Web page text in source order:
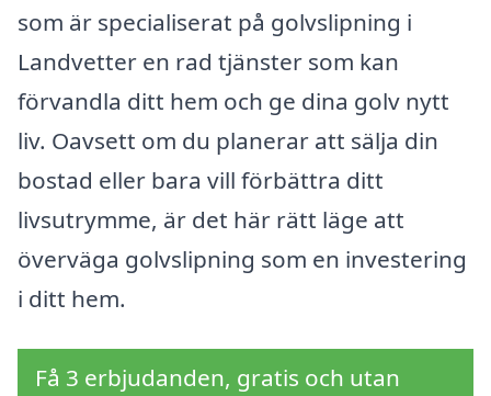
som är specialiserat på golvslipning i
Landvetter en rad tjänster som kan
förvandla ditt hem och ge dina golv nytt
liv. Oavsett om du planerar att sälja din
bostad eller bara vill förbättra ditt
livsutrymme, är det här rätt läge att
överväga golvslipning som en investering
i ditt hem.
Få 3 erbjudanden, gratis och utan